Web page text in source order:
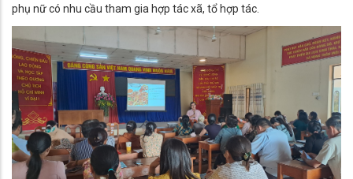
phụ nữ có nhu cầu tham gia hợp tác xã, tổ hợp tác.